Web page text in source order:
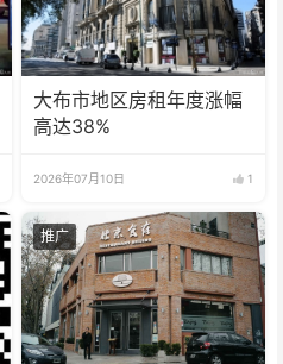
大布市地区房租年度涨幅
高达38%
2026年07月10日 1
推广